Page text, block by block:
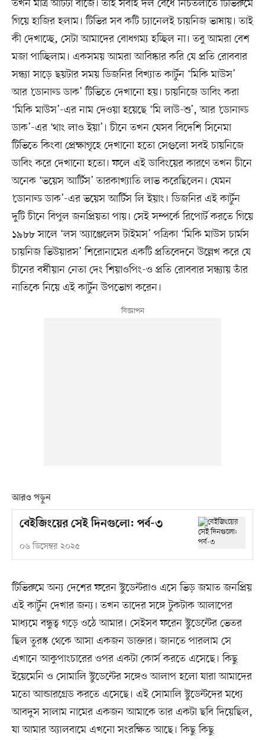
তখন মাত্র আটটা বাজে। তাই সবাই দল বেঁধে নিচতলাতে টিভিরুমে
গিয়ে হাজির হলাম। টিভির সব কটি চ্যানেলই চায়নিজ ভাষায়। তাই
কী দেখাচ্ছে, সেটা আমাদের বোধগম্য হচ্ছিল না। তবু আমরা বেশ
মজা পাচ্ছিলাম। একসময় আমরা আবিষ্কার করি যে প্রতি রোববার
সন্ধ্যা সাড়ে ছয়টার সময় ডিজনির বিখ্যাত কার্টুন ‘মিকি মাউস’
আর ‘ডোনাল্ড ডাক’ টিভিতে দেখানো হয়। চায়নিজে ডাবিং করা
‘মিকি মাউস’-এর নাম দেওয়া হয়েছে ‘মি লাউ-শু’, আর ‘ডোনাল্ড
ডাক’-এর ‘থাং লাও ইয়া’। চীনে তখন যেসব বিদেশি সিনেমা
টিভিতে কিংবা প্রেক্ষাগৃহে দেখানো হতো সেগুলো সবই চায়নিজে
ডাবিং করে দেখানো হতো। ফলে এই ডাবিংয়ের কারণে তখন চীনে
অনেক ‘ভয়েস আর্টিস’ তারকাখ্যাতি লাভ করেছিলেন। যেমন
‘ডোনাল্ড ডাক’-এর ভয়েস আর্টিস লি ইয়াং। ডিজনির এই কার্টুন
দুটি চীনে বিপুল জনপ্রিয়তা পায়। সেই সম্পর্কে রিপোর্ট করতে গিয়ে
১৯৮৮ সালে ‘লস অ্যাঞ্জেলেস টাইমস’ পত্রিকা ‘মিকি মাউস চার্মস
চায়নিজ ভিউয়ারস’ শিরোনামের একটি প্রতিবেদনে উল্লেখ করে যে
চীনের বর্ষীয়ান নেতা দেং শিয়াওপিং-ও প্রতি রোববার সন্ধ্যায় তাঁর
নাতিকে নিয়ে এই কার্টুন উপভোগ করেন।
আরও পড়ুন
বেইজিংয়ের সেই দিনগুলো: পর্ব-৩
০৬ ডিসেম্বর ২০২৫
টিভিরুমে অন্য দেশের ফরেন স্টুডেন্টরাও এসে ভিড় জমাত জনপ্রিয়
এই কার্টুন দেখার জন্য। তখন তাদের সঙ্গে টুকটাক আলাপের
মাধ্যমে বন্ধুত্ব গড়ে ওঠে আমার। সেইসব ফরেন স্টুডেন্টের ভেতর
ছিল তুরস্ক থেকে আসা একজন ডাক্তার। জানতে পারলাম সে
এখানে আকুপাংচারের ওপর একটা কোর্স করতে এসেছে। কিছু
ইয়েমেনি ও সোমালি স্টুডেন্টের সঙ্গেও আলাপ হলো যারা আমাদের
মতো আন্ডারগ্রেড করতে এসেছে। এই সোমালি স্টুডেন্টদের মধ্যে
আবদুস সালাম নামের একজন আমাকে তার একটা ছবি দিয়েছিল,
যা আমার অ্যালবামে এখনো সংরক্ষিত আছে। কিছু কিছু